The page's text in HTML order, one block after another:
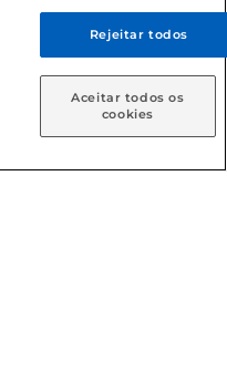
como deseja receber
Retire em Loja
os direitos
Rejeitar todos
Aceitar todos os
cookies